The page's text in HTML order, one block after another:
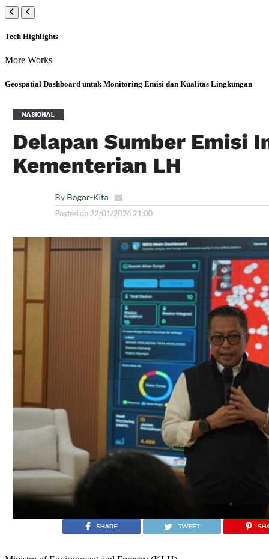
Tech Highlights
More Works
Geospatial Dashboard untuk Monitoring Emisi dan Kualitas Lingkungan